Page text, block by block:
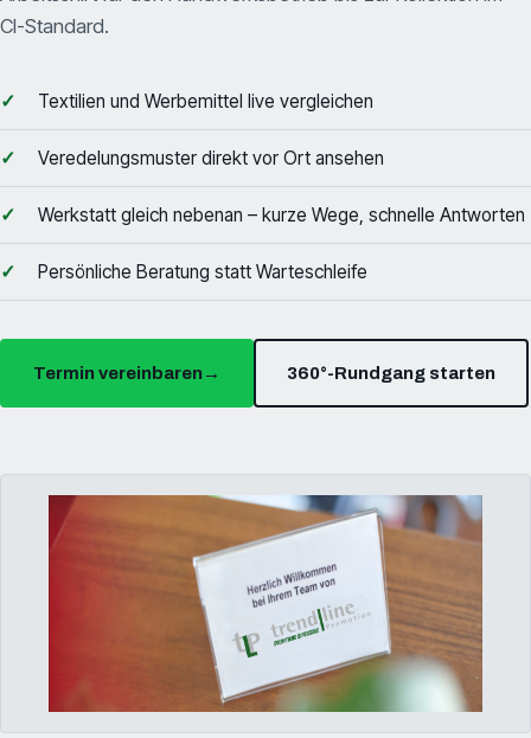
CI-Standard.
Textilien und Werbemittel live vergleichen
Veredelungsmuster direkt vor Ort ansehen
Werkstatt gleich nebenan – kurze Wege, schnelle Antworten
Persönliche Beratung statt Warteschleife
Termin vereinbaren → 360°-Rundgang starten